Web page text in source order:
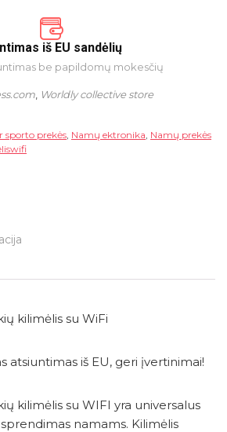
iš EU sandėlių
be papildomų mokesčių
Worldly collective store
sporto prekės, Namų ektronika, Namų prekės
kilimėlis su WiFi
atsiuntimas iš EU, geri įvertinimai!
kilimėlis su WIFI yra universalus
namams. Kilimėlis